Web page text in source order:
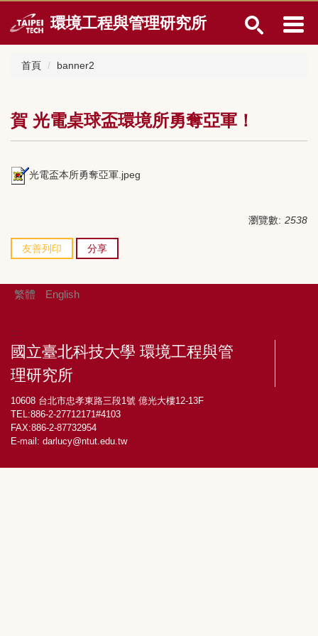
到
環境工程與管理研究所
首頁 banner2
賀 光電桌球盃環境所勇奪亞軍！
光電盃本所勇奪亞軍.jpeg
瀏覽數: 2538
友善列印 分享
繁體 English
:::
國立臺北科技大學 環境工程與管
理研究所
10608 台北市忠孝東路三段1號 億光大樓12-13F
TEL:886-2-27712171#4103
FAX:886-2-87732954
E-mail: darlucy@ntut.edu.tw